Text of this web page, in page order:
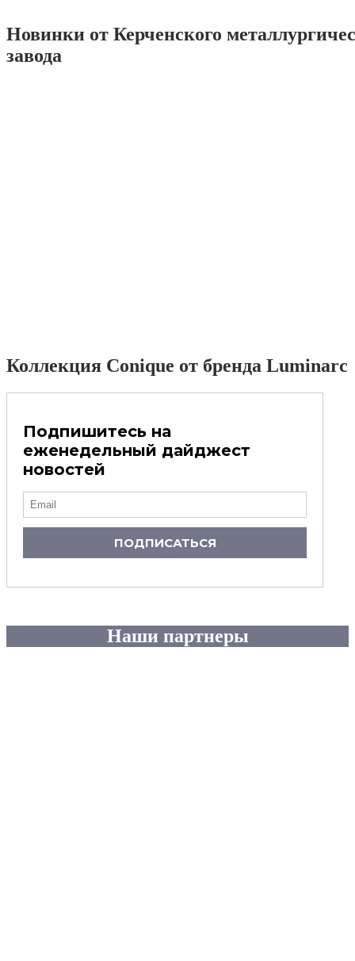
Новинки от Керченского
завода
Коллекция Conique от бренда Luminarc
Подпишитесь на
еженедельный дайджест
новостей
ПОДПИСАТЬСЯ
Наши партнеры